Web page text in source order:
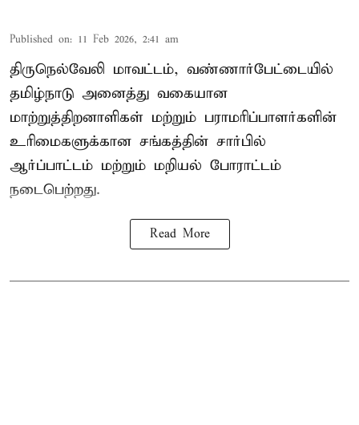
Published on: 11 Feb 2026, 2:41 am
திருநெல்வேலி மாவட்டம், வண்ணார்பேட்டையில்
தமிழ்நாடு அனைத்து வகையான
மாற்றுத்திறனாளிகள் மற்றும் பராமரிப்பாளர்களின்
உரிமைகளுக்கான சங்கத்தின் சார்பில்
ஆர்ப்பாட்டம் மற்றும் மறியல் போராட்டம்
நடைபெற்றது.
Read More